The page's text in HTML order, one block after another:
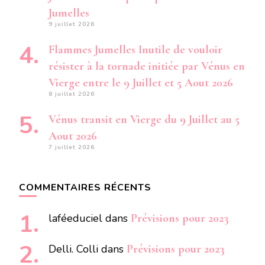
Jumelles
9 juillet 2026
Flammes Jumelles Inutile de vouloir
résister à la tornade initiée par Vénus en
Vierge entre le 9 Juillet et 5 Aout 2026
8 juillet 2026
Vénus transit en Vierge du 9 Juillet au 5
Aout 2026
7 juillet 2026
COMMENTAIRES RÉCENTS
laféeduciel dans Prévisions pour 2023
Delli. Colli dans Prévisions pour 2023